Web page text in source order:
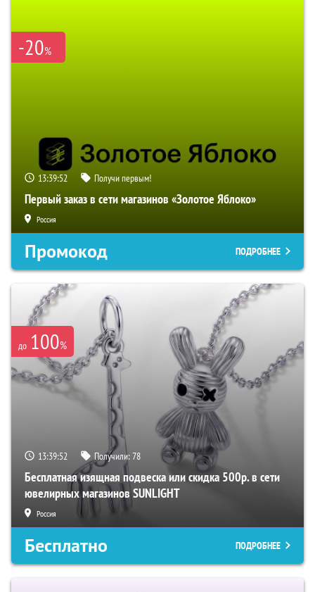
-20%
13:39:51 Получи первым!
Первый заказ в сети магазинов «Золотое Яблоко»
Россия
Промокод ПОДРОБНЕЕ
до 100%
13:39:51 Получили:78
Бесплатная изящная подвеска или скидка 500р. в сети
ювелирных магазинов SUNLIGHT
Россия
Бесплатно ПОДРОБНЕЕ